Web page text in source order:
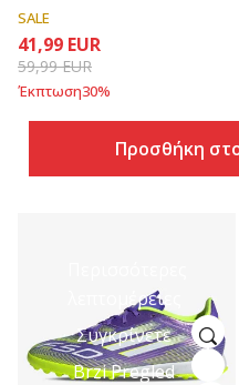
SALE
41,99 EUR
59,99EUR
Έκπτωση30%
Προσθήκη στο
λεπτομέρειες
Συγκρίνετε
Brzi Pregled